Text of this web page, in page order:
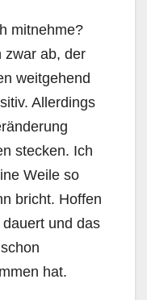
mitnehme?
zwar ab, der
weitgehend
Allerdings
stecken. Ich
Weile so
bricht. Hoffen
und das
hat.